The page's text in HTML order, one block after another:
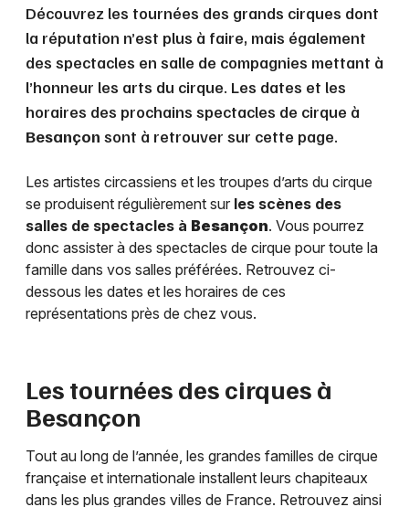
Découvrez les tournées des grands cirques dont
la réputation n’est plus à faire, mais également
des spectacles en salle de compagnies mettant à
l’honneur les arts du cirque. Les dates et les
horaires des prochains spectacles de cirque à
Besançon sont à retrouver sur cette page.
Les artistes circassiens et les troupes d’arts du cirque
se produisent régulièrement sur les scènes des
salles de spectacles à Besançon. Vous pourrez
donc assister à des spectacles de cirque pour toute la
famille dans vos salles préférées. Retrouvez ci-
dessous les dates et les horaires de ces
représentations près de chez vous.
Les tournées des cirques à
Besançon
Tout au long de l’année, les grandes familles de cirque
française et internationale installent leurs chapiteaux
dans les plus grandes villes de France. Retrouvez ainsi